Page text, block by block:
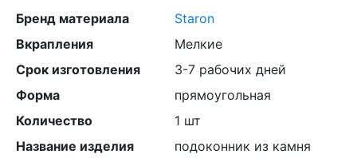
Бренд материала
Staron
Вкрапления
Мелкие
Срок изготовления
3-7 рабочих дней
Форма
прямоугольная
Количество
1 шт
Название изделия
подоконник из камня